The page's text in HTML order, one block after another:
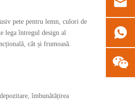
pete pentru lemn, culori de
lega întregul design al
cât și frumoasă.
îmbunătățirea